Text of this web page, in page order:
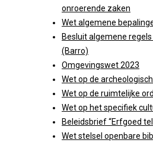
onroerende zaken
Wet algemene
Besluit algemene
(Barro)
Omgevingswet 2023
Wet op de
Wet op de ruimtelijke
Wet op het specifiek
Beleidsbrief “Erfgoed
Wet stelsel openbare